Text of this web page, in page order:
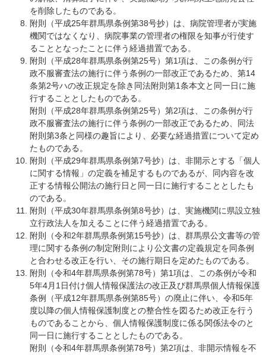
を削除したものである。
附則（平成25年群馬県条例第38号抄）は、病院管理者が実施
機関ではなくなり、病院事業の管理者の権限を知事が行使す
ることとなったことに伴う経過措置である。
附則（平成28年群馬県条例第25号）第1項は、この条例が行
政不服審査法の施行に伴う条例の一部改正であるため、第14
条第2号ハの改正規定を除き同法附則第1条本文と同一日に施
行することとしたものである。
附則（平成28年群馬県条例第25号）第2項は、この条例が行
政不服審査法の施行に伴う条例の一部改正であるため、同法
附則第3条と同様の趣旨により、必要な経過措置について定め
たものである。
附則（平成29年群馬県条例第7号抄）は、非開示とする「個人
に関する情報」の定義を補足するものであるが、同内容を改
正する情報公開法の施行日と同一日に施行することとしたも
のである。
附則（平成30年群馬県条例第8号抄）は、実施機関に県設立独
立行政法人を加えることに伴う経過措置である。
附則（令和2年群馬県条例第15号抄）は、群馬県公文書等の管
理に関する条例の制定附則により公文書の定義規定を同条例
と合わせる改正を行い、その施行期日を定めたものである。
附則（令和4年群馬県条例第78号）第1項は、この条例が令和
5年4月1日付け個人情報保護法の改正及び群馬県個人情報保護
条例（平成12年群馬県条例第85号）の廃止に伴い、令和5年
度以降の個人情報保護制度との整合性を図るため改正を行う
ものであることから、個人情報保護制度に係る関係法令のと
同一日に施行することとしたものである。
附則（令和4年群馬県条例第78号）第2項は、非開示情報を不